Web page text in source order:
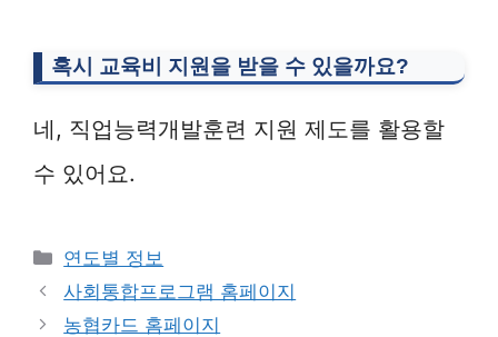
혹시 교육비 지원을 받을 수 있을까요?
네, 직업능력개발훈련 지원 제도를 활용할
수 있어요.
Categories
연도별 정보
사회통합프로그램 홈페이지
농협카드 홈페이지